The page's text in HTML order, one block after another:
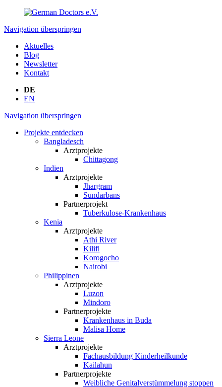
Navigation überspringen
Aktuelles
Blog
Newsletter
Kontakt
DE
EN
Navigation überspringen
Projekte entdecken
Bangladesch
Arztprojekte
Chittagong
Indien
Arztprojekte
Jhargram
Sundarbans
Partnerprojekt
Tuberkulose-Krankenhaus
Kenia
Arztprojekte
Athi River
Kilifi
Korogocho
Nairobi
Philippinen
Arztprojekte
Luzon
Mindoro
Partnerprojekte
Krankenhaus in Buda
Malisa Home
Sierra Leone
Arztprojekte
Fachausbildung Kinderheilkunde
Kailahun
Partnerprojekte
Weibliche Genital­verstümmelung stoppen